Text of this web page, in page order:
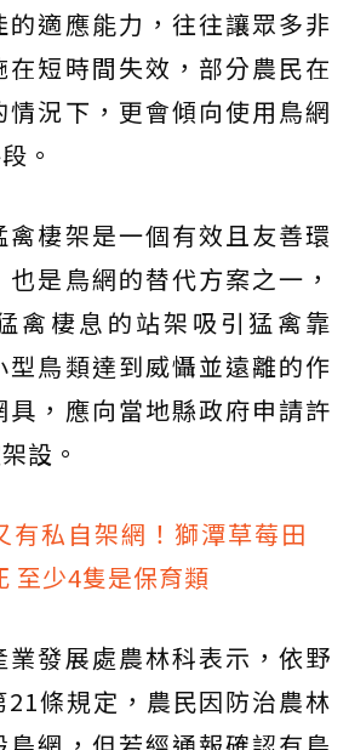
的適應能力，往往讓眾多非
短時間失效，部分農民在
況下，更會傾向使用鳥網
。
棲架是一個有效且友善環
是鳥網的替代方案之一，
禽棲息的站架吸引猛禽靠
鳥類達到威懾並遠離的作
具，應向當地縣政府申請許
設。
有私自架網！獅潭草莓田
至少4隻是保育類
業發展處農林科表示，依野
條規定，農民因防治農林